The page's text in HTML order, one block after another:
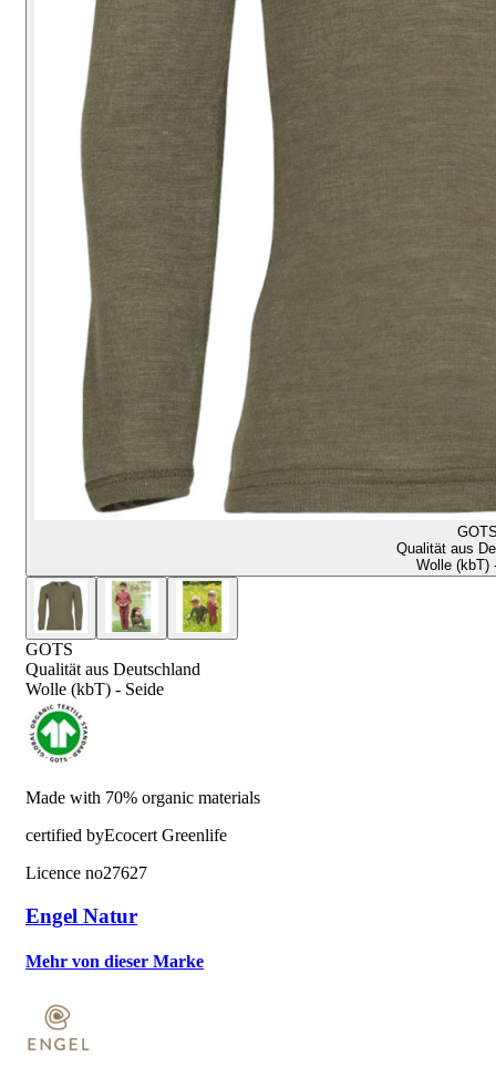
Qualität aus
Wolle (kbT)
GOTS
Qualität aus Deutschland
Wolle (kbT) - Seide
Made with 70% organic materials
certified byEcocert Greenlife
Licence no27627
Engel Natur
Mehr von dieser Marke